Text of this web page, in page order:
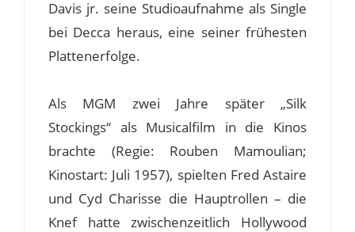
Davis jr. seine Studioaufnahme als Single
bei Decca heraus, eine seiner frühesten
Plattenerfolge.
Als MGM zwei Jahre später „Silk
Stockings“ als Musicalfilm in die Kinos
brachte (Regie: Rouben Mamoulian;
Kinostart: Juli 1957), spielten Fred Astaire
und Cyd Charisse die Hauptrollen – die
Knef hatte zwischenzeitlich Hollywood